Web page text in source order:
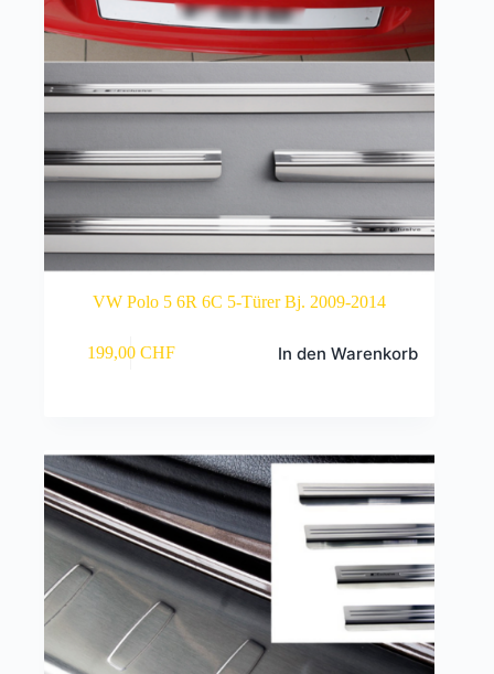
VW Polo 5 6R 6C 5-Türer Bj. 2009-2014
199,00 CHF In den Warenkorb